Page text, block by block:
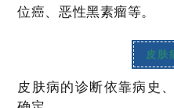
位癌、恶性黑素瘤等。
皮肤
皮肤病的诊断依靠病史